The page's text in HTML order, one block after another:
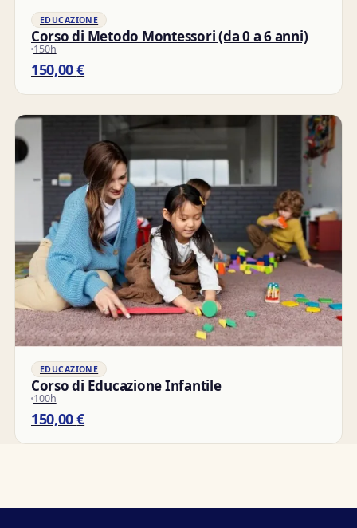
EDUCAZIONE
Corso di Metodo Montessori (da 0 a 6 anni)
150h
150,00€
EDUCAZIONE
Corso di Educazione Infantile
100h
150,00€